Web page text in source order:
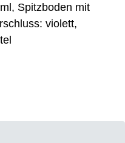
Spitzboden mit
violett,